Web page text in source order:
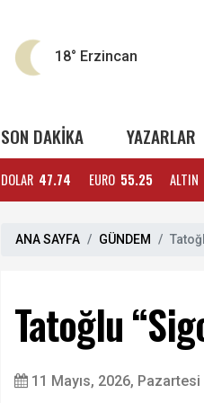
18° Erzincan
SON DAKİKA YAZARLAR
DOLAR 47.74 EURO 55.25 ALTIN
ANA SAYFA GÜNDEM
Tatoğlu
11 Mayıs, 2026, Pazartesi